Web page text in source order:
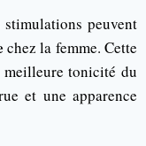
peuvent
chez la femme. Cette
tonicité du
et une apparence